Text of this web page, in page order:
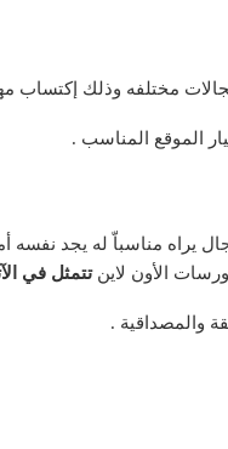
مختلفه وذلك إكتساب
الموقع المناسب .
يراه مناسباّ له يجد
الأون لاين تتمثل في